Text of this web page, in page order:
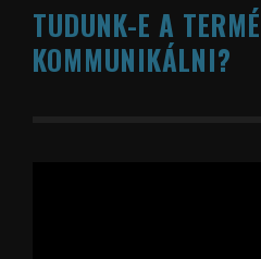
TUDUNK-E A
KOMMUNIKÁLNI?